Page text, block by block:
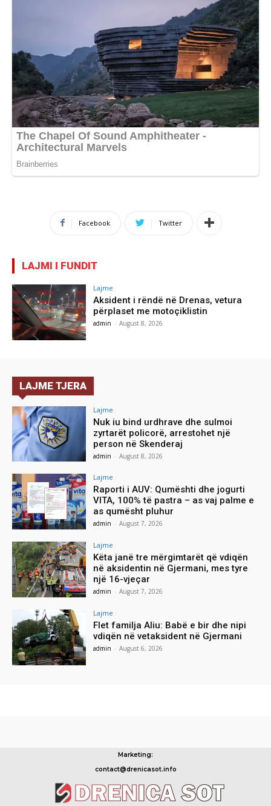
Facebook Twitter
LAJMI I FUNDIT
Lajme
Aksident i rëndë në Drenas, vetura
përplaset me motoçiklistin
admin - August 8, 2026
LAJME TJERA
Lajme
Nuk iu bind urdhrave dhe sulmoi
zyrtarët policorë, arrestohet një
person në Skenderaj
admin - August 8, 2026
Lajme
Raporti i AUV: Qumështi dhe jogurti
VITA, 100% të pastra – as vaj palme e
as qumësht pluhur
admin - August 7, 2026
Lajme
Këta janë tre mërgimtarët që vdiqën
në aksidentin në Gjermani, mes tyre
një 16-vjeçar
admin - August 7, 2026
Lajme
Flet familja Aliu: Babë e bir dhe nipi
vdiqën në vetaksident në Gjermani
admin - August 6, 2026
Marketing:
contact@drenicasot.info